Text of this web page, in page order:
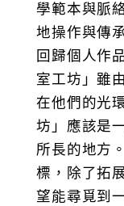
學範本與脈
地操作與傳
回歸個人作
室工坊」雖
在他們的光
坊」應該是
所長的地方
標，除了拓
望能尋覓到